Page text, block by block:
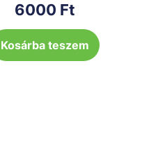
6000 Ft
Kosárba teszem